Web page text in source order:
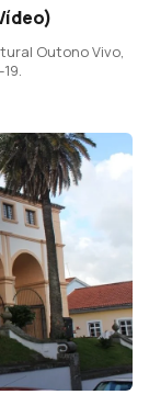
Outono Vivo,